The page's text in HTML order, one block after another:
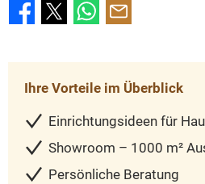
Ihre Vorteile im Überblick
Einrichtungsideen für
Showroom – 1000 m²
Persönliche Beratung